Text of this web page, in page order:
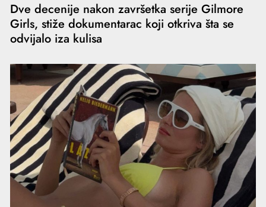
Dve decenije nakon završetka serije Gilmore
Girls, stiže dokumentarac koji otkriva šta se
odvijalo iza kulisa